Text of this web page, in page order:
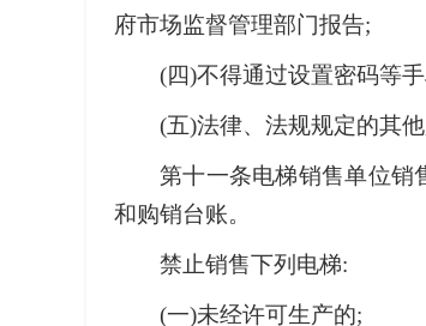
府市场监督管理部门报告;
(四)不得通过设置密码等
(五)法律、法规规定的其他
第十一条电梯销售单位销
和购销台账。
禁止销售下列电梯:
(一)未经许可生产的;